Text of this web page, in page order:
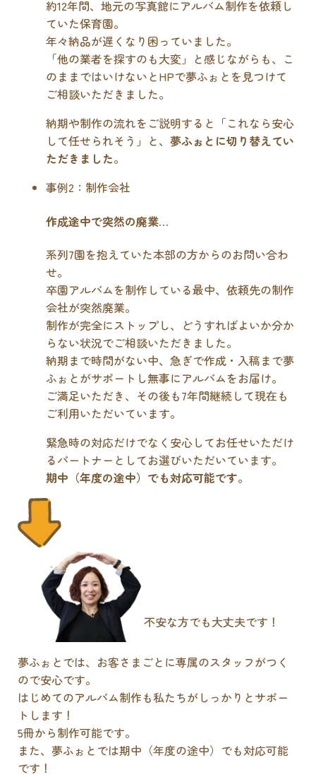
約12年間、地元の写真館にアルバム制作を依頼し
ていた保育園。
年々納品が遅くなり困っていました。
「他の業者を探すのも大変」と感じながらも、こ
のままではいけないとHPで夢ふぉとを見つけて
ご相談いただきました。
納期や制作の流れをご説明すると「これなら安心
して任せられそう」と、夢ふぉとに切り替えてい
ただきました。
事例2：制作会社
作成途中で突然の廃業…
系列7園を抱えていた本部の方からのお問い合わ
せ。
卒園アルバムを制作している最中、依頼先の制作
会社が突然廃業。
制作が完全にストップし、どうすればよいか分か
らない状況でご相談いただきました。
納期まで時間がない中、急ぎで作成・入稿まで夢
ふぉとがサポートし無事にアルバムをお届け。
ご満足いただき、その後も7年間継続して現在も
ご利用いただいています。
緊急時の対応だけでなく安心してお任せいただけ
るパートナーとしてお選びいただいています。
期中（年度の途中）でも対応可能です。
不安な方でも大丈夫です！
夢ふぉとでは、お客さまごとに専属のスタッフがつく
ので安心です。
はじめてのアルバム制作も私たちがしっかりとサポー
トします！
5冊から制作可能です。
また、夢ふぉとでは期中（年度の途中）でも対応可能
です！